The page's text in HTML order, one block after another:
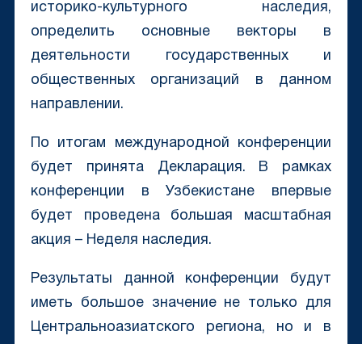
историко-культурного наследия,
определить основные векторы в
деятельности государственных и
общественных организаций в данном
направлении.
По итогам международной конференции
будет принята Декларация. В рамках
конференции в Узбекистане впервые
будет проведена большая масштабная
акция – Неделя наследия.
Результаты данной конференции будут
иметь большое значение не только для
Центральноазиатского региона, но и в